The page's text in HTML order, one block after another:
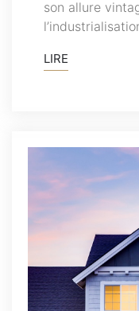
son allure
LIRE